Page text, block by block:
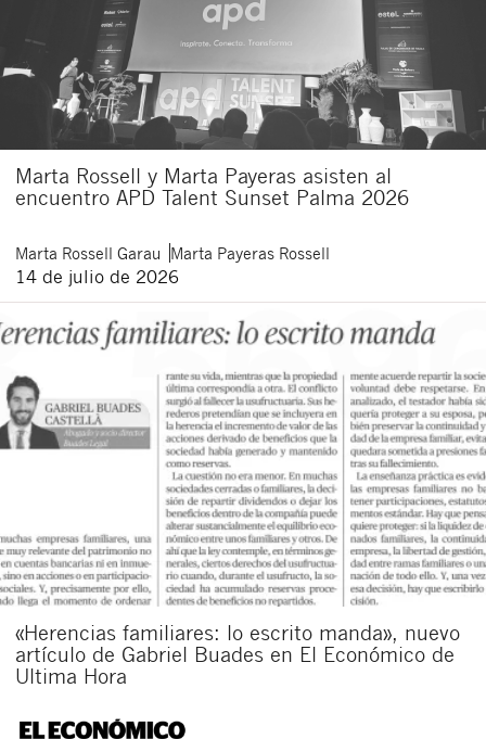
Marta Rossell y Marta Payeras asisten al
encuentro APD Talent Sunset Palma 2026
Marta Rossell Garau Marta Payeras Rossell
14 de julio de 2026
«Herencias familiares: lo escrito manda», nuevo
artículo de Gabriel Buades en El Económico de
Ultima Hora